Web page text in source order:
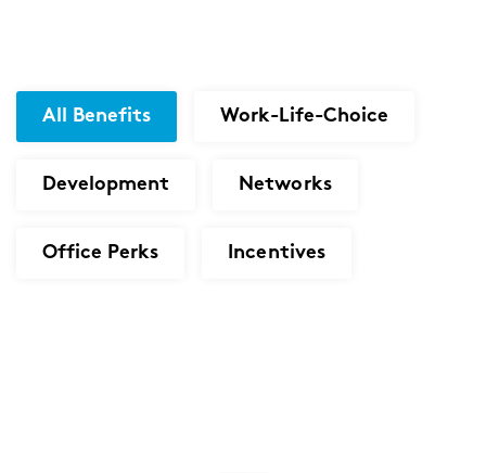
All Benefits Work-Life-Choice
Development Networks
Office Perks Incentives